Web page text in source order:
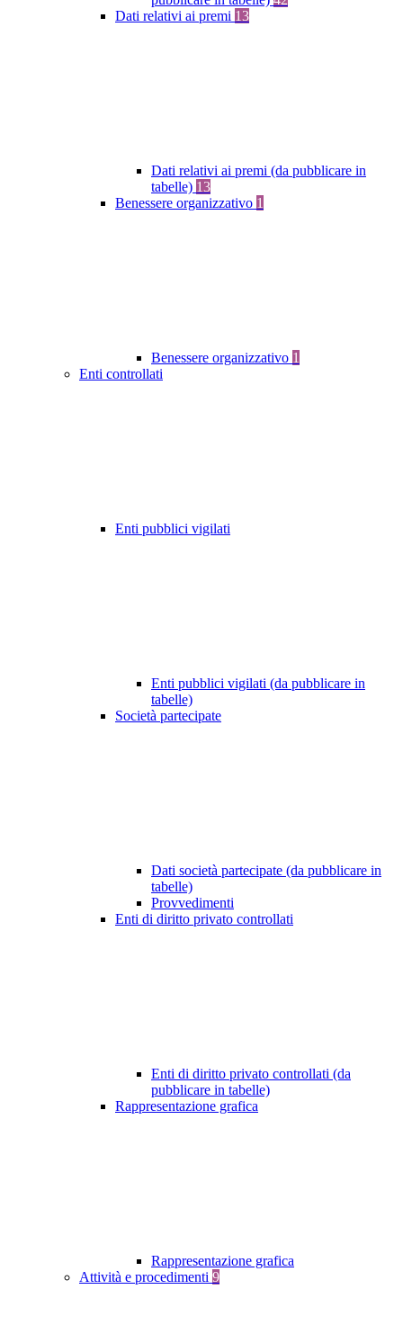
Dati relativi ai premi 13
Dati relativi ai premi (da pubblicare in
tabelle) 13
Benessere organizzativo 1
Benessere organizzativo 1
Enti controllati
Enti pubblici vigilati
Enti pubblici vigilati (da pubblicare in
tabelle)
Società partecipate
Dati società partecipate (da pubblicare in
tabelle)
Provvedimenti
Enti di diritto privato controllati
Enti di diritto privato controllati (da
pubblicare in tabelle)
Rappresentazione grafica
Rappresentazione grafica
Attività e procedimenti 9